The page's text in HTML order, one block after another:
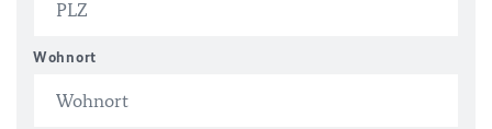
Wohnort